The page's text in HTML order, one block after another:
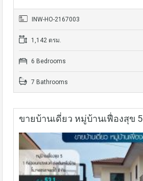
INW-HO-2167003
1,142 ตรม.
6 Bedrooms
7 Bathrooms
ขายบ้านเดี่ยว หมู่บ้านเฟื่องสุข 5